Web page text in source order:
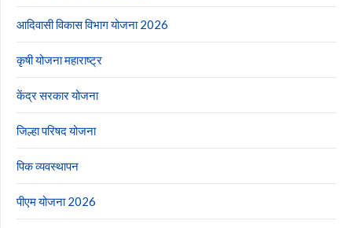
आदिवासी विकास विभाग योजना 2026
कृषी योजना महाराष्ट्र
केंद्र सरकार योजना
जिल्हा परिषद योजना
पिक व्यवस्थापन
पीएम योजना 2026